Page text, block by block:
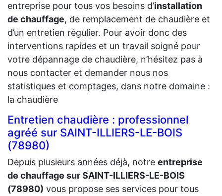
entreprise pour tous vos besoins d’installation
de chauffage, de remplacement de chaudière et
d’un entretien régulier. Pour avoir donc des
interventions rapides et un travail soigné pour
votre dépannage de chaudière, n’hésitez pas à
nous contacter et demander nous nos
statistiques et comptages, dans notre domaine :
la chaudière
Entretien chaudière : professionnel
agréé sur SAINT-ILLIERS-LE-BOIS
(78980)
Depuis plusieurs années déjà, notre entreprise
de chauffage sur SAINT-ILLIERS-LE-BOIS
(78980) vous propose ses services pour tous